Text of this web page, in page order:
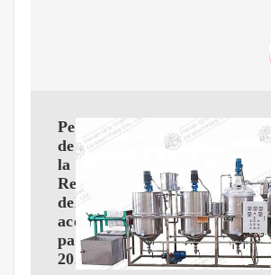
Perspectivas
de
la
Refinación
del
aceite
para
2024